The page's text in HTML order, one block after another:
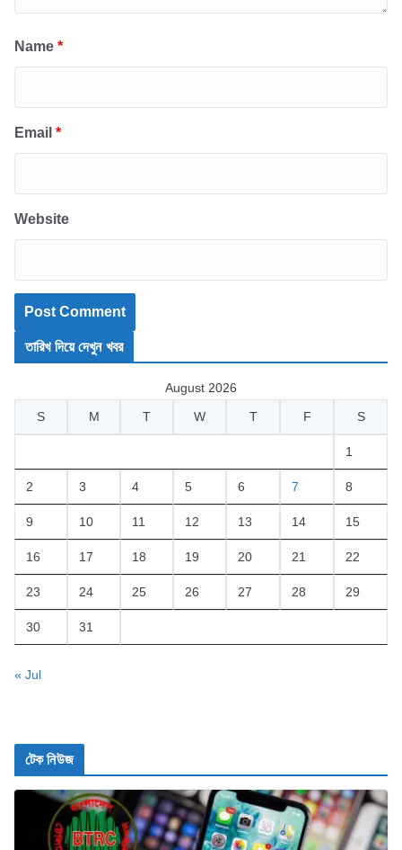
Name *
Email *
Website
তারিখ দিয়ে দেখুন খবর
August 2026
S
M T W T F S
1
2 3 4 5 6 7 8
9 10 11 12 13 14 15
16 17 18 19 20 21 22
23 24 25 26 27 28 29
30 31
« Jul
টেক নিউজ